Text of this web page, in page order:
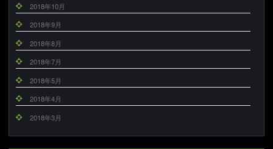
2018年10月
2018年9月
2018年8月
2018年7月
2018年5月
2018年4月
2018年3月